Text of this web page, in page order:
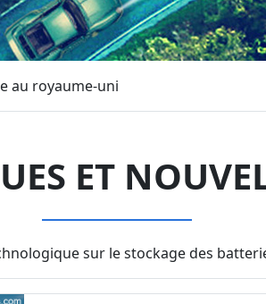
au royaume-uni
ET
sur le stockage des